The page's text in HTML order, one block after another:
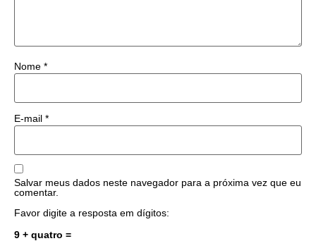
Nome *
E-mail *
Salvar meus dados neste navegador para a próxima vez que eu
comentar.
Favor digite a resposta em dígitos:
9 + quatro =